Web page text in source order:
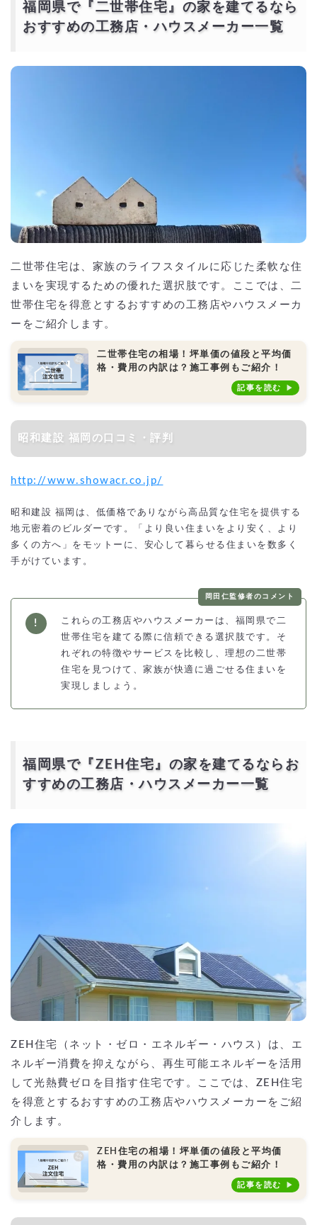
福岡県で『二世帯住宅』の家を建てるなら
おすすめの工務店・ハウスメーカー一覧
二世帯住宅は、家族のライフスタイルに応じた柔軟な住
まいを実現するための優れた選択肢です。ここでは、二
世帯住宅を得意とするおすすめの工務店やハウスメーカ
ーをご紹介します。
二世帯住宅の相場！坪単価の値段と平均価
格・費用の内訳は？施工事例もご紹介！
記事を読む
昭和建設 福岡の口コミ・評判
http://www.showacr.co.jp/
昭和建設 福岡は、低価格でありながら高品質な住宅を提供する
地元密着のビルダーです。「より良い住まいをより安く、より
多くの方へ」をモットーに、安心して暮らせる住まいを数多く
手がけています。
岡田仁監修者のコメント
これらの工務店やハウスメーカーは、福岡県で二
世帯住宅を建てる際に信頼できる選択肢です。そ
れぞれの特徴やサービスを比較し、理想の二世帯
住宅を見つけて、家族が快適に過ごせる住まいを
実現しましょう。
福岡県で『ZEH住宅』の家を建てるならお
すすめの工務店・ハウスメーカー一覧
ZEH住宅（ネット・ゼロ・エネルギー・ハウス）は、エ
ネルギー消費を抑えながら、再生可能エネルギーを活用
して光熱費ゼロを目指す住宅です。ここでは、ZEH住宅
を得意とするおすすめの工務店やハウスメーカーをご紹
介します。
ZEH住宅の相場！坪単価の値段と平均価
格・費用の内訳は？施工事例もご紹介！
記事を読む